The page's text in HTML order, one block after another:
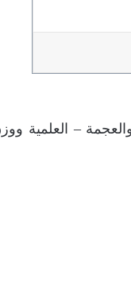
– العلمية